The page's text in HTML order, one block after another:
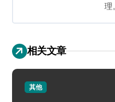
理。
相关文章
其他